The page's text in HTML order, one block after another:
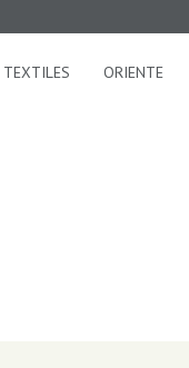
TEXTILES ORIENTE